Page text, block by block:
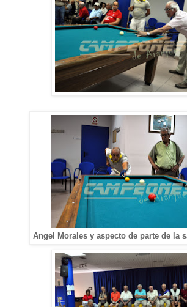
Angel Morales y aspecto de parte de la